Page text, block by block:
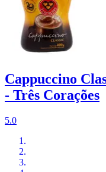
Cappuccino
- Três Corações
5.0